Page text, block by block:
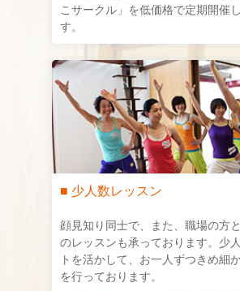
こサークル」を低価格で定期開催
す。
■ 少人数レッスン
顔見知り同士で、また、職場の方
のレッスンも承っております。少
トを活かして、お一人ずつきめ細
を行っております。